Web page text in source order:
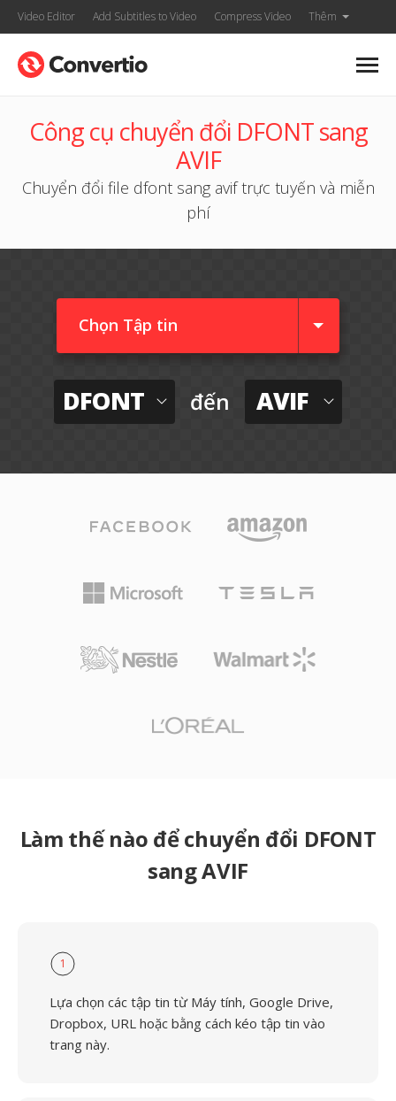
Video Editor Add Subtitles to Video Compress Video Thêm
Công cụ chuyển đổi DFONT sang
AVIF
Chuyển đổi file dfont sang avif trực tuyến và miễn
phí
Chọn Tập tin
DFONT đến AVIF
Làm thế nào để chuyển đổi DFONT
sang AVIF
1
Lựa chọn các tập tin từ Máy tính, Google Drive,
Dropbox, URL hoặc bằng cách kéo tập tin vào
trang này.